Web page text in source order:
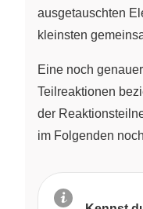
ausgetauschten
kleinsten
Eine noch
Teilreaktionen
der
im Folgenden